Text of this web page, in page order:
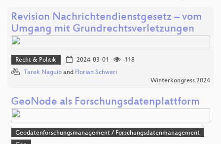
Revision Nachrichtendienstgesetz – vom
Umgang mit Grundrechtsverletzungen
Recht & Politik 2024-03-01
118
Tarek Naguib and Florian Schweri
Winterkongress 2024
GeoNode als Forschungsdatenplattform
Geodatenforschungsmanagement / Forschungsdatenmanagement